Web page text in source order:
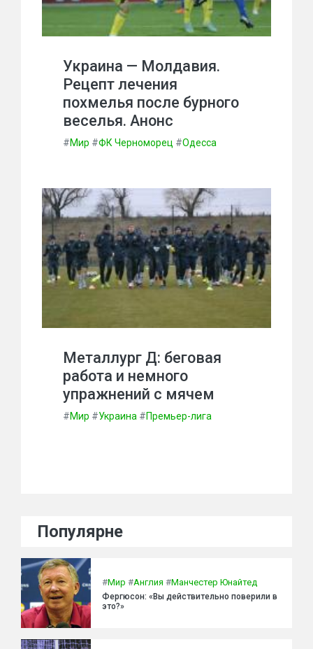
Украина — Молдавия.
Рецепт лечения
похмелья после бурного
веселья. Анонс
#Мир #ФК Черноморец #Одесса
Металлург Д: беговая
работа и немного
упражнений с мячем
#Мир #Украина #Премьер-лига
Популярне
#Мир #Англия #Манчестер Юнайтед
Фергюсон: «Вы действительно поверили в
это?»